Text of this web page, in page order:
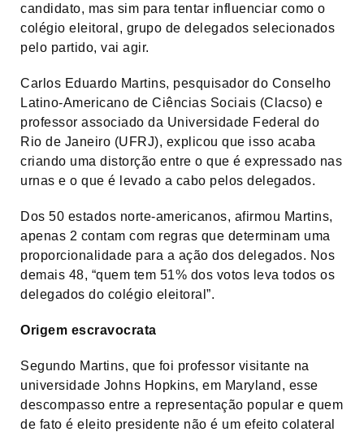
candidato, mas sim para tentar influenciar como o
colégio eleitoral, grupo de delegados selecionados
pelo partido, vai agir.
Carlos Eduardo Martins, pesquisador do Conselho
Latino-Americano de Ciências Sociais (Clacso) e
professor associado da Universidade Federal do
Rio de Janeiro (UFRJ), explicou que isso acaba
criando uma distorção entre o que é expressado nas
urnas e o que é levado a cabo pelos delegados.
Dos 50 estados norte-americanos, afirmou Martins,
apenas 2 contam com regras que determinam uma
proporcionalidade para a ação dos delegados. Nos
demais 48, “quem tem 51% dos votos leva todos os
delegados do colégio eleitoral”.
Origem escravocrata
Segundo Martins, que foi professor visitante na
universidade Johns Hopkins, em Maryland, esse
descompasso entre a representação popular e quem
de fato é eleito presidente não é um efeito colateral